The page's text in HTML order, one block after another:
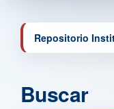
Repositorio
Buscar